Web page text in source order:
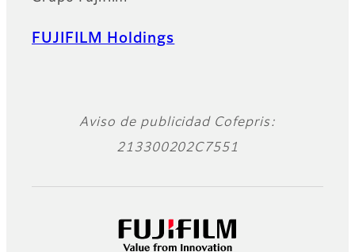
FUJIFILM Holdings
Aviso de publicidad Cofepris:
213300202C7551